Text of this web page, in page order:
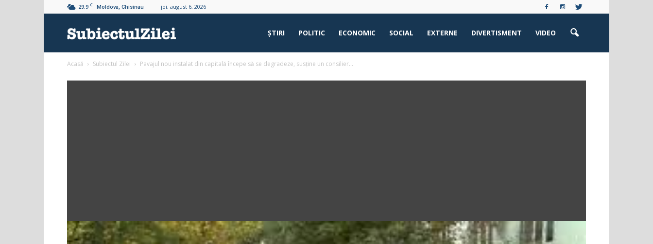
29.9 C Moldova, Chisinau joi, august 6, 2026
ŞTIRI POLITIC ECONOMIC SOCIAL EXTERNE DIVERTISMENT VIDEO
Acasă Subiectul Zilei Pavajul nou instalat din capitală începe să se degradeze, susține un consilier...